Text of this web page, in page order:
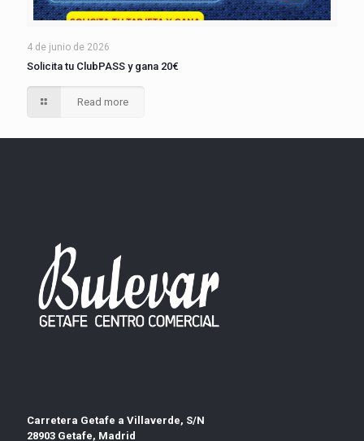
4 de junio de 2026
Solicita tu ClubPASS y gana 20€
Read more
Carretera Getafe a Villaverde, S/N
28903 Getafe, Madrid